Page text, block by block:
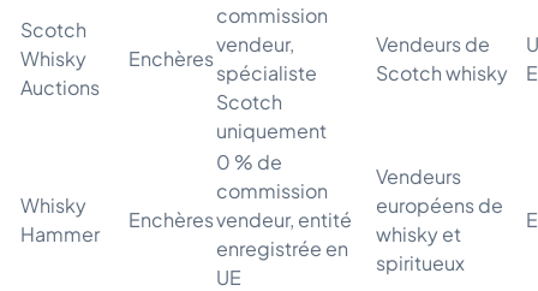
Scotch
Whisky
Auctions
Enchères
commission
vendeur,
spécialiste
Scotch
uniquement
Vendeurs de
Scotch whisky
Whisky
Hammer
Enchères
0 % de
commission
vendeur, entité
enregistrée en
UE
Vendeurs
européens de
whisky et
spiritueux